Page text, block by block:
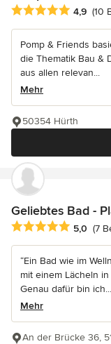
Durchschnittliche
4,9 (10
Pomp & Friends
die Thematik Bau &
aus allen relevan...
Mehr
50354 Hürth
Geliebtes Bad -
Durchschnittliche
5,0 (7
“Ein Bad wie im
mit einem Lächeln
Genau dafür bin ich...
Mehr
An der Brücke 36,